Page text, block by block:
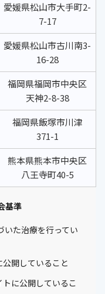
愛媛県松山市大手町2-
7-17
愛媛県松山市古川南3-
16-28
福岡県福岡市中央区
天神2-8-38
福岡県飯塚市川津
371-1
熊本県熊本市中央区
八王寺町40-5
基準
いた治療を行ってい
開していること
に公開しているこ